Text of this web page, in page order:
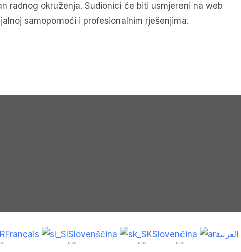
radnog okruženja. Sudionici će biti usmjereni na web
samopomoći i profesionalnim rješenjima.
Français Slovenščina Slovenčina
العربية